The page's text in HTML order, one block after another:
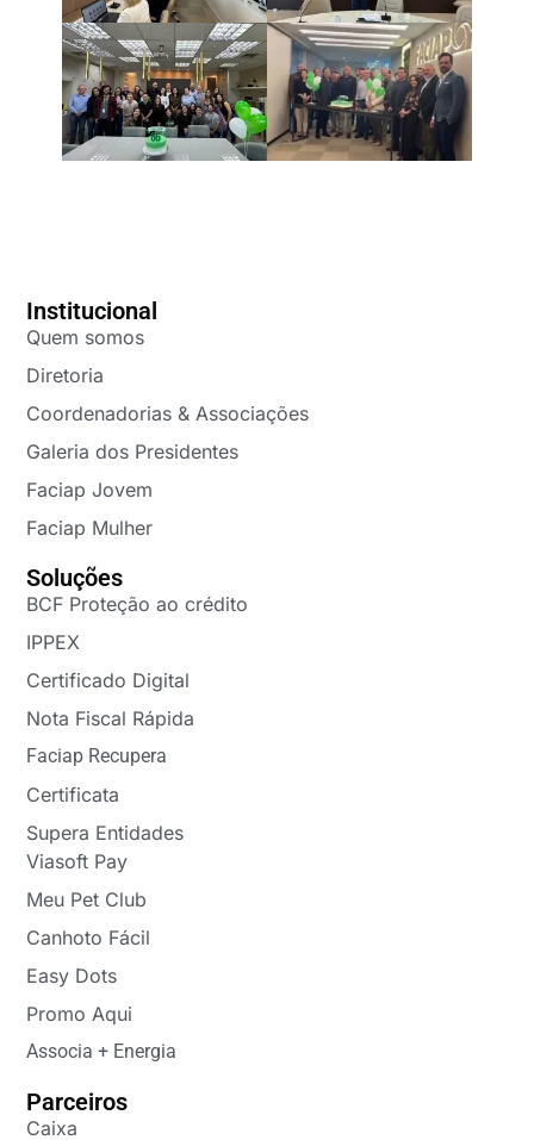
Institucional
Quem somos
Diretoria
Coordenadorias & Associações
Galeria dos Presidentes
Faciap Jovem
Faciap Mulher
Soluções
BCF Proteção ao crédito
IPPEX
Certificado Digital
Nota Fiscal Rápida
Faciap Recupera
Certificata
Supera Entidades
Viasoft Pay
Meu Pet Club
Canhoto Fácil
Easy Dots
Promo Aqui
Associa + Energia
Parceiros
Caixa